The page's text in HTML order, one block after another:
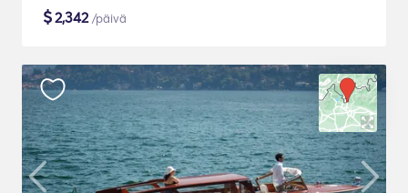
$2,342/päivä